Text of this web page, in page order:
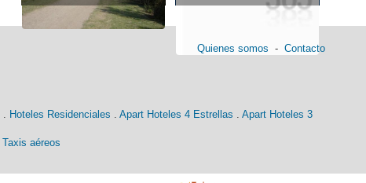
Quienes somos - Contacto
Hoteles Residenciales Apart Hoteles 4 Estrellas
Apart Hoteles 3
Taxis aéreos